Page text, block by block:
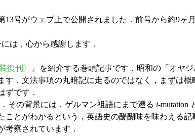
号がウェブ上で公開されました．前号から約9ヶ
は，心から感謝します．
復刊〉』
を紹介する巻頭記事です．昭和の「オヤ
．文法事項の丸暗記に走るのではなく，まずは
ずです．
その背景には，ゲルマン祖語にまで遡る i-mutation
とがわかるという，英語史の醍醐味を味わえる
察されています．